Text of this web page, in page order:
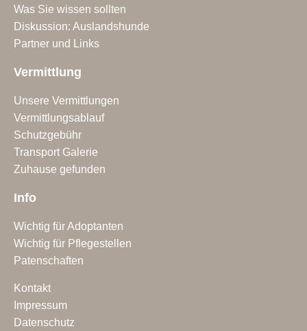
Was Sie wissen sollten
Diskussion: Auslandshunde
Partner und Links
Vermittlung
Unsere Vermittlungen
Vermittlungsablauf
Schutzgebühr
Transport Galerie
Zuhause gefunden
Info
Wichtig für Adoptanten
Wichtig für Pflegestellen
Patenschaften
Kontakt
Impressum
Datenschutz